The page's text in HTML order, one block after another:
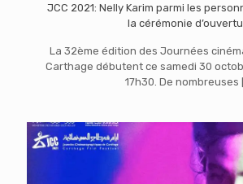
JCC 2021: Nelly Karim parmi les
la cérémonie
La 32ème édition des Journées
Carthage débutent ce samedi 30
17h30. De nombreuses